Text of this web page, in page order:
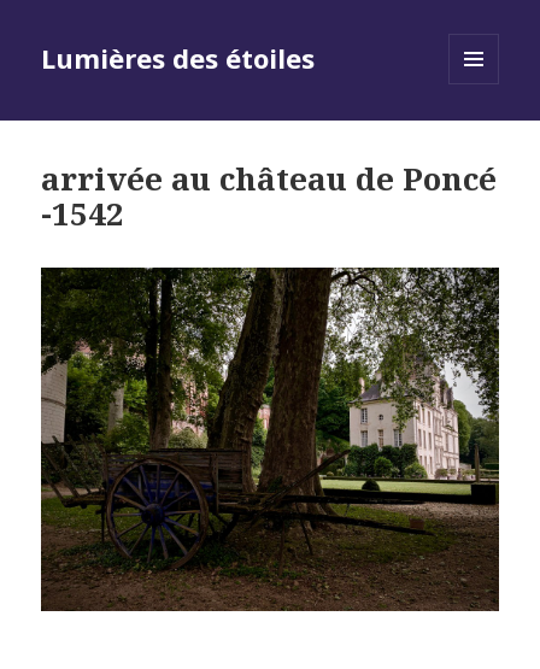
Lumières des étoiles
arrivée au château de Poncé
-1542